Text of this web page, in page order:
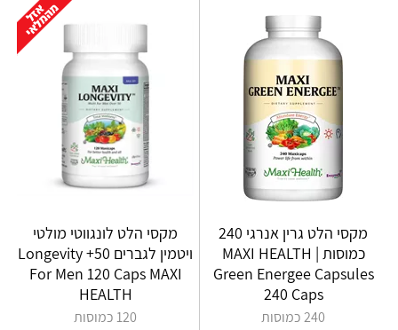
מקסי הלט גרין אנרגי 240
כמוסות | MAXI HEALTH
Green Energee Capsules
240 Caps
240 כמוסות
מקסי הלט לונגווטי מולטי
ויטמין לגברים 50+ Longevity
For Men 120 Caps MAXI
HEALTH
120 כמוסות